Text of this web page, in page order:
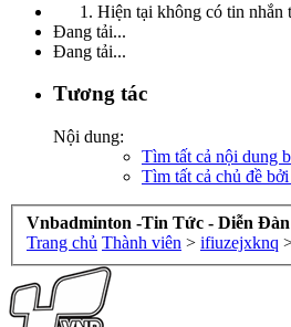
Hiện tại không có tin nhắn
Đang tải...
Đang tải...
Tương tác
Nội dung:
Tìm tất cả nội dung
Tìm tất cả chủ đề
Vnbadminton -Tin Tức - Diễn
Trang chủ Thành viên > ifiuzejxknq